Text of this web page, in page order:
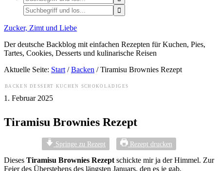
Zucker, Zimt und Liebe
Der deutsche Backblog mit einfachen Rezepten für Kuchen, Pies,
Tartes, Cookies, Desserts und kulinarische Reisen
Aktuelle Seite: Start / Backen /Tiramisu Brownies Rezept
BACKEN DESSERT KUCHEN SCHOKOLADIGES
1. Februar 2025
Tiramisu Brownies Rezept
Springe zu Rezept Rezept drucken
Dieses Tiramisu Brownies Rezept schickte mir ja der Himmel. Zur
Feier des Überstehens des längsten Januars, den es je gab,